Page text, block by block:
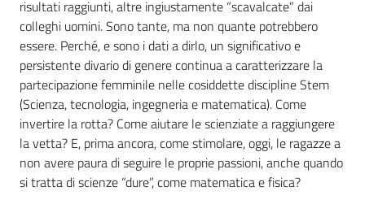
risultati raggiunti, altre ingiustamente “scavalcate” dai
colleghi uomini. Sono tante, ma non quante potrebbero
essere. Perché, e sono i dati a dirlo, un significativo e
persistente divario di genere continua a caratterizzare la
partecipazione femminile nelle cosiddette discipline Stem
(Scienza, tecnologia, ingegneria e matematica). Come
invertire la rotta? Come aiutare le scienziate a raggiungere
la vetta? E, prima ancora, come stimolare, oggi, le ragazze a
non avere paura di seguire le proprie passioni, anche quando
si tratta di scienze “dure”, come matematica e fisica?